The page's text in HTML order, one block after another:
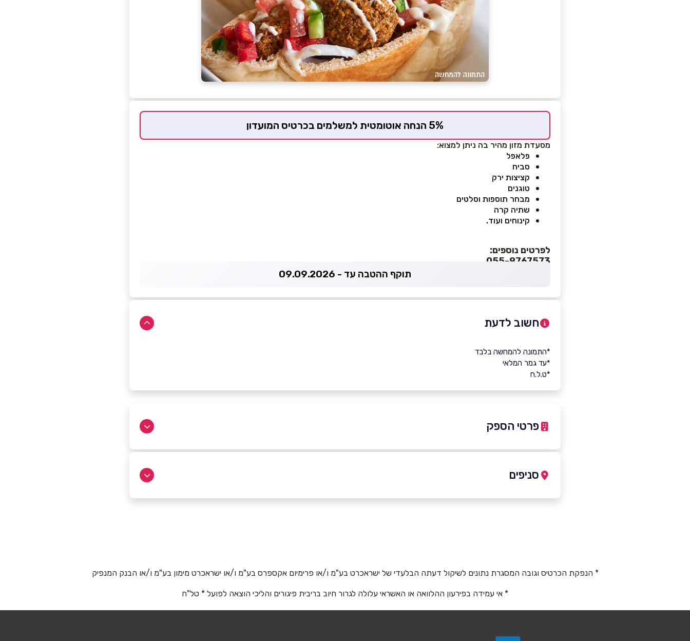
5% הנחה אוטומטית למשלמים בכרטיס המועדון
מסעדת מזון מהיר בה ניתן למצוא:
פלאפל
סביח
קציצות ירק
טוגנים
מבחר תוספות וסלטים
שתיה קרה
קינוחים ועוד.
לפרטים נוספים:
055-9767573
תוקף ההטבה עד - 09.09.2026
חשוב לדעת
*התמונה להמחשה בלבד
*עד גמר המלאי
*ט.ל.ח
פרטי הספק
נושא*
אנא חזרו אלי בקשר ל...
סניפים
* הנפקת הכרטיס וגובה המסגרת נתונים לשיקול דעתה הבלעדי של ישראכרט בע"מ ו/או פרימיום אקספרס בע"מ ו/או ישראכרט מימון בע"מ ו/או הבנק המנפיק
* אי עמידה בפירעון ההלוואה או האשראי עלולה לגרור חיוב בריבית פיגורים והליכי הוצאה לפועל * טל"ח